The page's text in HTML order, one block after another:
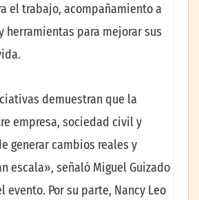
el trabajo, acompañamiento a
herramientas para mejorar sus
demuestran que la
empresa, sociedad civil y
generar cambios reales y
escala», señaló Miguel Guizado
evento. Por su parte, Nancy Leo